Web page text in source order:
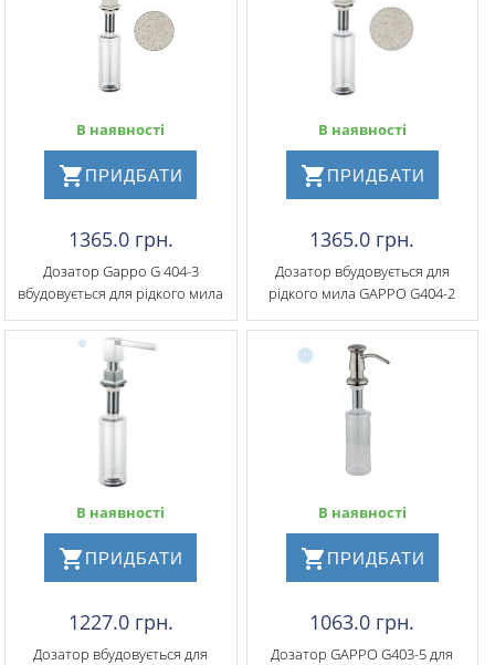
В наявності
ПРИДБАТИ
1365.0 грн.
Дозатор Gappo G 404-3
вбудовується для рідкого мила
В наявності
ПРИДБАТИ
1365.0 грн.
Дозатор вбудовується для
рідкого мила GAPPO G404-2
В наявності
ПРИДБАТИ
1227.0 грн.
Дозатор вбудовується для
В наявності
ПРИДБАТИ
1063.0 грн.
Дозатор GAPPO G403-5 для